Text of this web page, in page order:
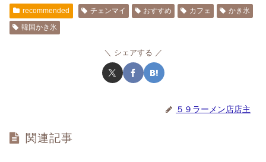
recommended チェンマイ おすすめ カフェ
かき氷
韓国かき氷
シェアする
５９ラーメン店店主
関連記事